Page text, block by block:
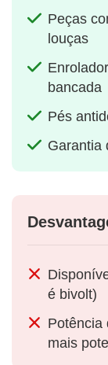
Peças
louças
bancada
Pés
Garantia
é bivolt)
Potência
mais